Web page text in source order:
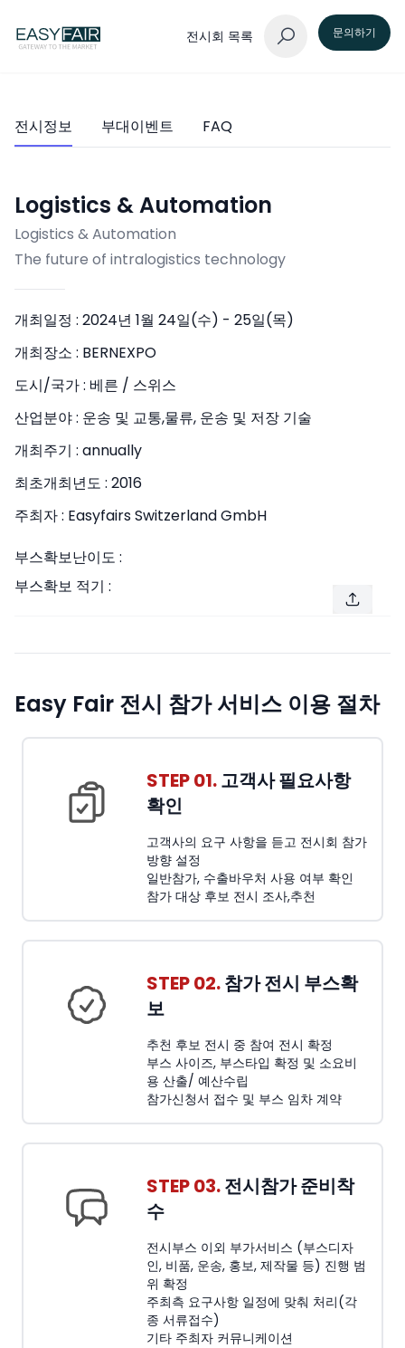
전시회 목록 문의하기
전시정보 부대이벤트 FAQ
Logistics & Automation
Logistics & Automation
The future of intralogistics technology
개최일정 : 2024년 1월 24일(수) - 25일(목)
개최장소 : BERNEXPO
도시/국가 : 베른 / 스위스
산업분야 : 운송 및 교통,물류, 운송 및 저장 기술
개최주기 : annually
최초개최년도 : 2016
주최자 : Easyfairs Switzerland GmbH
부스확보난이도 :
부스확보 적기 :
Easy Fair 전시 참가 서비스 이용 절차
STEP 01.고객사 필요사항
확인
고객사의 요구 사항을 듣고 전시회 참가
방향 설정
일반참가, 수출바우처 사용 여부 확인
참가 대상 후보 전시 조사,추천
STEP 02.참가 전시 부스확
보
추천 후보 전시 중 참여 전시 확정
부스 사이즈, 부스타입 확정 및 소요비
용 산출/ 예산수립
참가신청서 접수 및 부스 임차 계약
STEP 03.전시참가 준비착
수
전시부스 이외 부가서비스 (부스디자
인, 비품, 운송, 홍보, 제작물 등) 진행 범
위 확정
주최측 요구사항 일정에 맞춰 처리(각
종 서류접수)
기타 주최자 커뮤니케이션